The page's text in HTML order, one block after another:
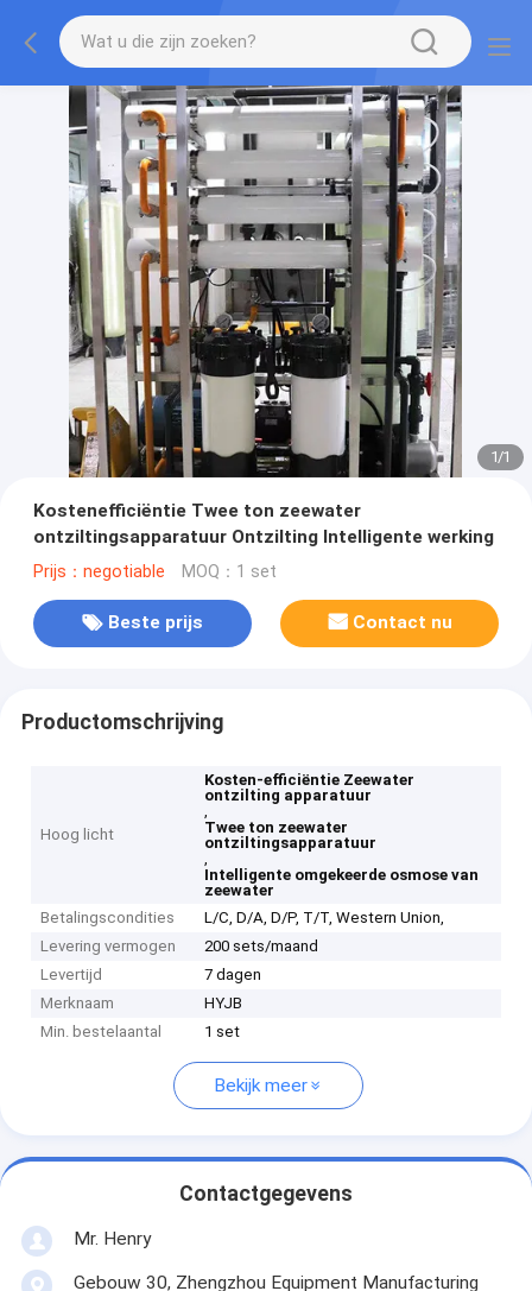
1/1
Kostenefficiëntie Twee ton zeewater
ontziltingsapparatuur Ontzilting Intelligente werking
Prijs：negotiable MOQ：1 set
Beste prijs Contact nu
Productomschrijving
Hoog licht
Kosten-efficiëntie Zeewater
ontzilting apparatuur
,
Twee ton zeewater
ontziltingsapparatuur
,
Intelligente omgekeerde osmose van
zeewater
Betalingscondities
L/C, D/A, D/P, T/T, Western Union,
Levering vermogen
200 sets/maand
Levertijd
7 dagen
Merknaam
HYJB
Min. bestelaantal
1 set
Bekijk meer
Contactgegevens
Mr. Henry
Gebouw 30, Zhengzhou Equipment Manufacturing